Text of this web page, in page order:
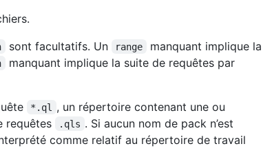
sont facultatifs. Un range
manquant implique la
manquant implique la suite de requêtes par
*.ql
, un répertoire contenant une ou
requêtes
.qls . Si aucun nom de pack n’est
comme relatif au répertoire de travail